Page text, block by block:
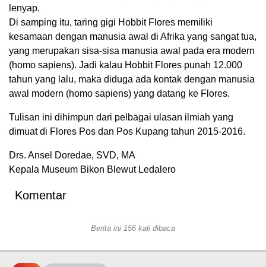
lenyap.
Di samping itu, taring gigi Hobbit Flores memiliki
kesamaan dengan manusia awal di Afrika yang sangat tua,
yang merupakan sisa-sisa manusia awal pada era modern
(homo sapiens). Jadi kalau Hobbit Flores punah 12.000
tahun yang lalu, maka diduga ada kontak dengan manusia
awal modern (homo sapiens) yang datang ke Flores.
Tulisan ini dihimpun dari pelbagai ulasan ilmiah yang
dimuat di Flores Pos dan Pos Kupang tahun 2015-2016.
Drs. Ansel Doredae, SVD, MA
Kepala Museum Bikon Blewut Ledalero
Komentar
Berita ini 156 kali dibaca